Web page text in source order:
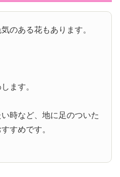
のある花もあります。
ます。
時など、地に足のついた
すめです。